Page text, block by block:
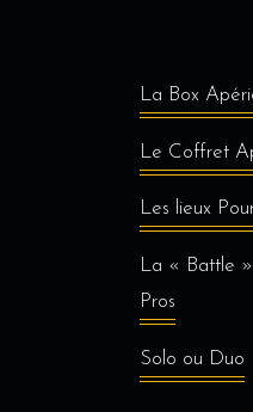
La Box
Le Coffret
Les lieux
La « Battle
Pros
Solo ou Duo